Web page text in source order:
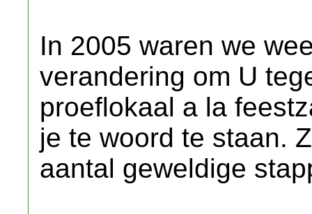
In 2005 waren we
verandering om U
proeflokaal a la
je te woord te staan.
aantal geweldige